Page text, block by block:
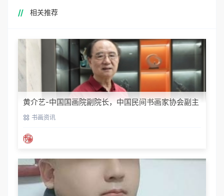
相关推荐
黄介艺-中国国画院副院长，中国民间书画家协会副主
席 书画资讯